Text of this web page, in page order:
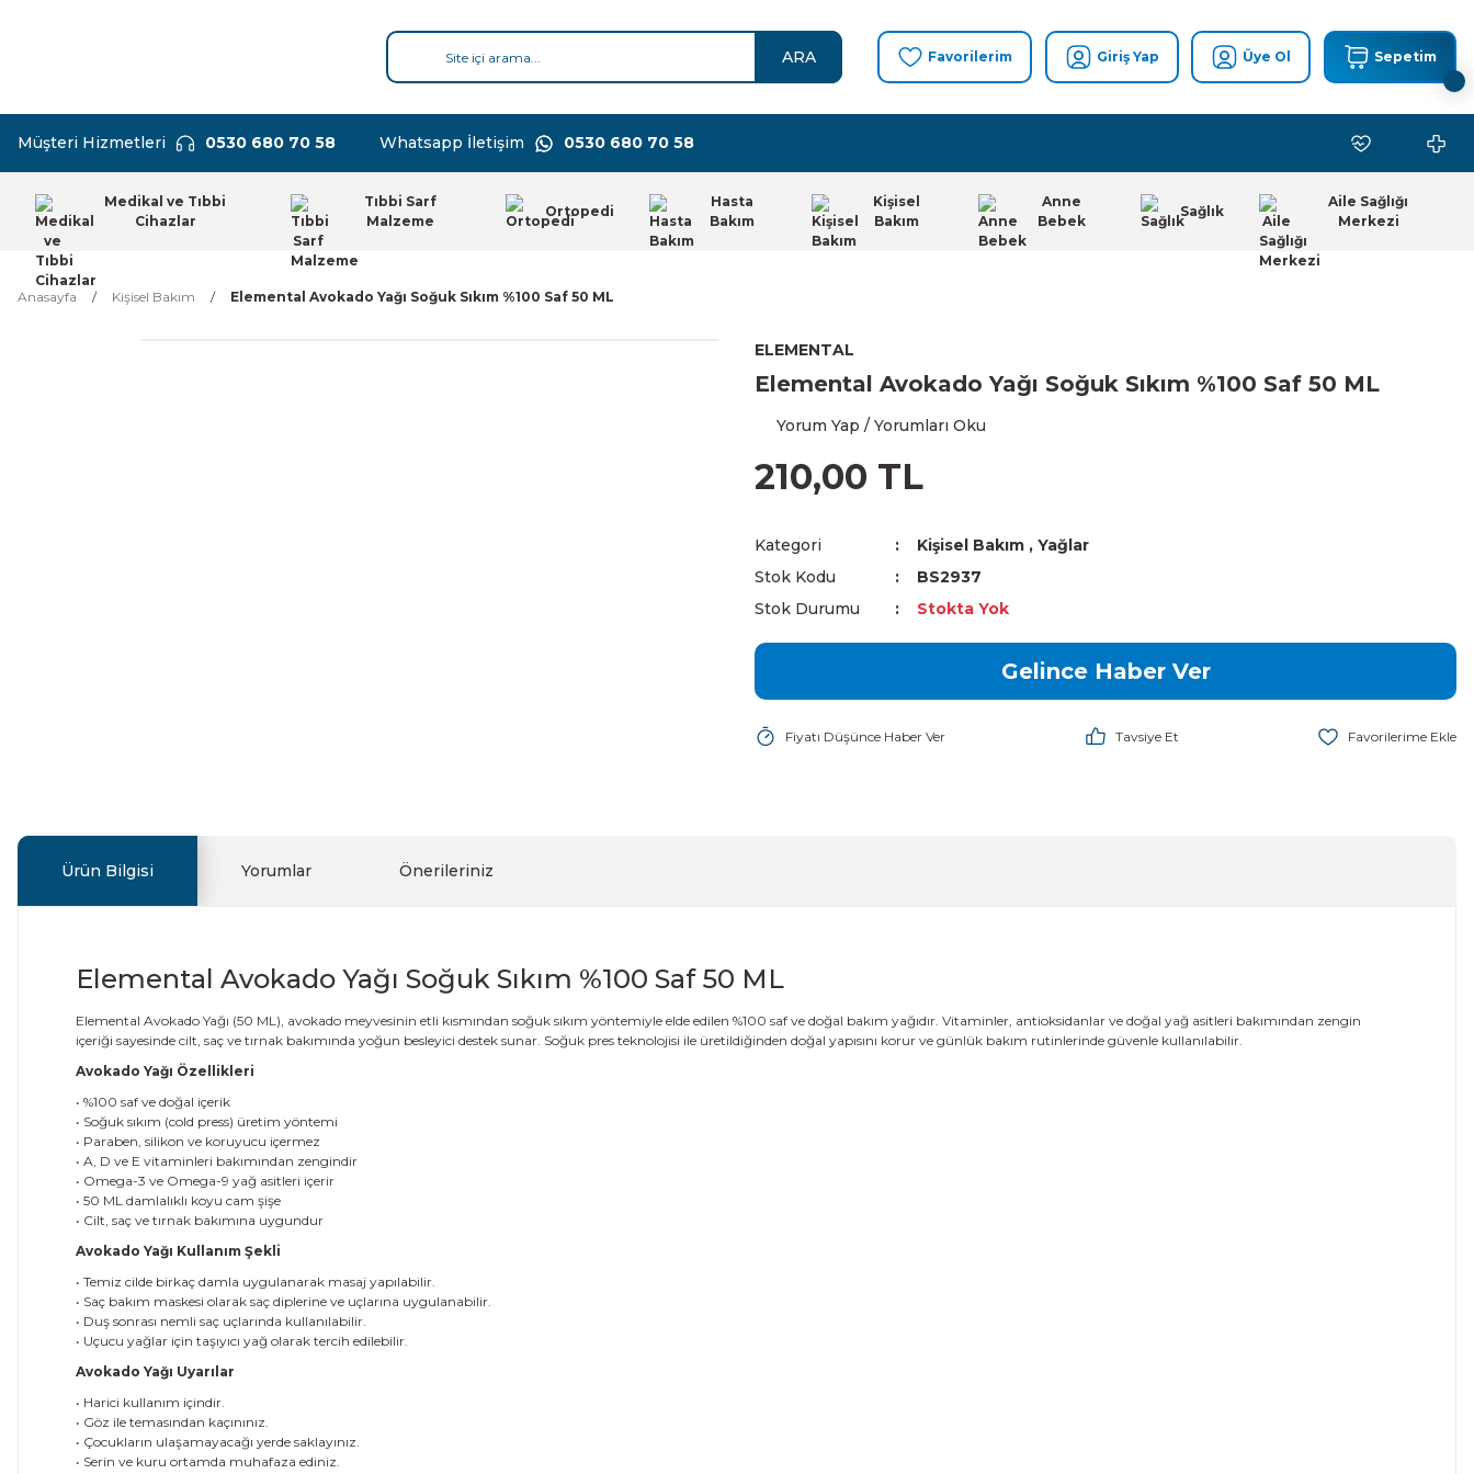
ARA Favorilerim Giriş Yap Üye Ol Sepetim
Müşteri Hizmetleri 0530 680 70 58 Whatsapp İletişim 0530 680 70 58
Medikal ve Tıbbi
Cihazlar
Tıbbi Sarf
Malzeme
Ortopedi
Hasta
Bakım
Kişisel
Bakım
Anne
Bebek
Sağlık
Aile Sağlığı
Merkezi
Anasayfa Kişisel Bakım Elemental Avokado Yağı Soğuk Sıkım %100 Saf 50 ML
ELEMENTAL
Elemental Avokado Yağı Soğuk Sıkım %100 Saf 50 ML
Yorum Yap / Yorumları Oku
210,00 TL
Kategori Kişisel Bakım , Yağlar
Stok Kodu
BS2937
Stok Durumu
Stokta Yok
Gelince Haber Ver
Fiyatı Düşünce Haber Ver Tavsiye Et
Ürün Bilgisi Yorumlar Önerileriniz
Elemental Avokado Yağı Soğuk Sıkım %100 Saf 50 ML
Elemental Avokado Yağı (50 ML), avokado meyvesinin etli kısmından soğuk sıkım yöntemiyle elde edilen %100 saf ve doğal bakım yağıdır. Vitaminler, antioksidanlar ve doğal yağ asitleri bakımından zengin
içeriği sayesinde cilt, saç ve tırnak bakımında yoğun besleyici destek sunar. Soğuk pres teknolojisi ile üretildiğinden doğal yapısını korur ve günlük bakım rutinlerinde güvenle kullanılabilir.
Avokado Yağı Özellikleri
• %100 saf ve doğal içerik
• Soğuk sıkım (cold press) üretim yöntemi
• Paraben, silikon ve koruyucu içermez
• A, D ve E vitaminleri bakımından zengindir
• Omega-3 ve Omega-9 yağ asitleri içerir
• 50 ML damlalıklı koyu cam şişe
• Cilt, saç ve tırnak bakımına uygundur
Avokado Yağı Kullanım Şekli
• Temiz cilde birkaç damla uygulanarak masaj yapılabilir.
• Saç bakım maskesi olarak saç diplerine ve uçlarına uygulanabilir.
• Duş sonrası nemli saç uçlarında kullanılabilir.
• Uçucu yağlar için taşıyıcı yağ olarak tercih edilebilir.
Avokado Yağı Uyarılar
• Harici kullanım içindir.
• Göz ile temasından kaçınınız.
• Çocukların ulaşamayacağı yerde saklayınız.
• Serin ve kuru ortamda muhafaza ediniz.